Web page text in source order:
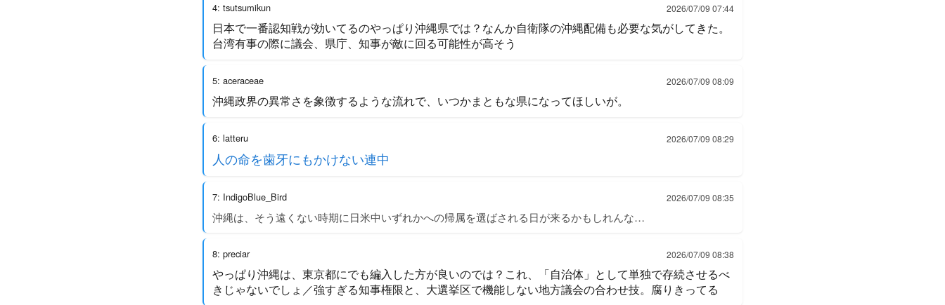
4: tsutsumikun 2026/07/09 07:44
日本で一番認知戦が効いてるのやっぱり沖縄県では？なんか自衛隊の沖縄配備も必要な気がしてきた。
台湾有事の際に議会、県庁、知事が敵に回る可能性が高そう
5: aceraceae 2026/07/09 08:09
沖縄政界の異常さを象徴するような流れで、いつかまともな県になってほしいが。
6: latteru 2026/07/09 08:29
人の命を歯牙にもかけない連中
7: IndigoBlue_Bird 2026/07/09 08:35
沖縄は、そう遠くない時期に日米中いずれかへの帰属を選ばされる日が来るかもしれんな…
8: preciar 2026/07/09 08:38
やっぱり沖縄は、東京都にでも編入した方が良いのでは？これ、「自治体」として単独で存続させるべ
きじゃないでしょ／強すぎる知事権限と、大選挙区で機能しない地方議会の合わせ技。腐りきってる